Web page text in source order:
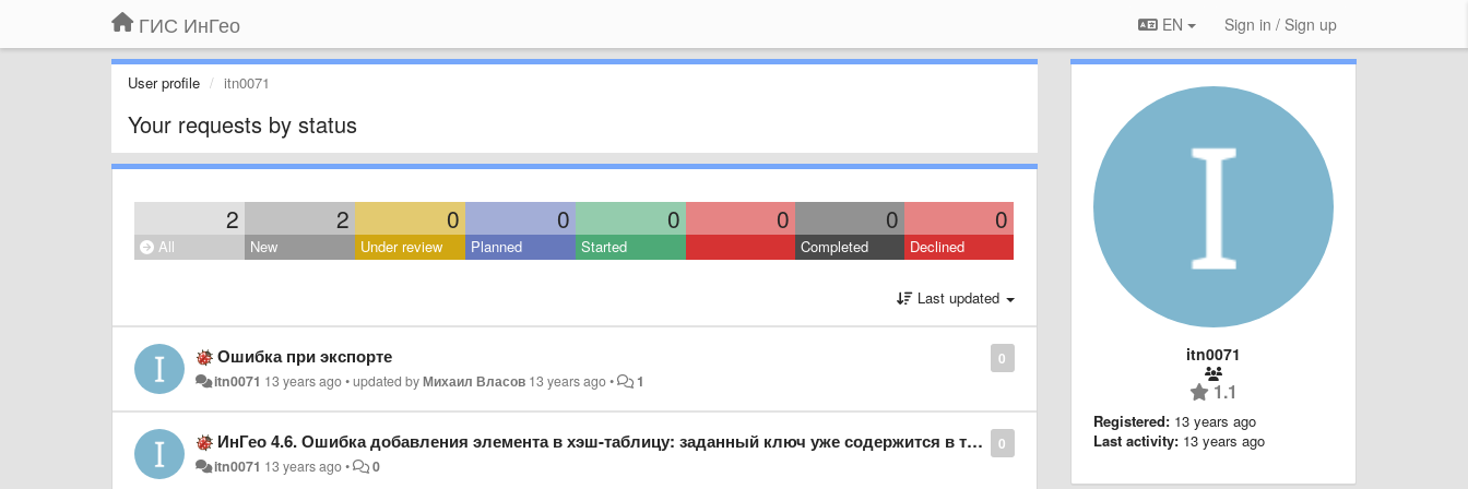
ГИС ИнГео EN Sign in / Sign up
User profile itn0071
Your requests by status
2 2 0 0 0 0 0 0
All New Under review Planned Started Completed Declined
Last updated
0
Ошибка при экспорте
itn0071 13 years ago•updated byМихаил Власов 13 years ago• 1
0
ИнГео 4.6. Ошибка добавления элемента в хэш-таблицу: заданный ключ уже содержится в таблице
itn0071 13 years ago• 0
itn0071
1.1
Registered: 13 years ago
Last activity: 13 years ago